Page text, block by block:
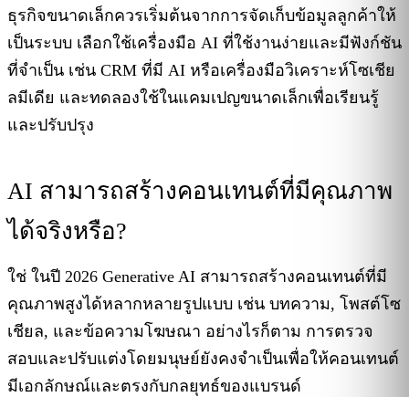
ธุรกิจขนาดเล็กควรเริ่มต้นจากการจัดเก็บข้อมูลลูกค้าให้
เป็นระบบ เลือกใช้เครื่องมือ AI ที่ใช้งานง่ายและมีฟังก์ชัน
ที่จำเป็น เช่น CRM ที่มี AI หรือเครื่องมือวิเคราะห์โซเชีย
ลมีเดีย และทดลองใช้ในแคมเปญขนาดเล็กเพื่อเรียนรู้
และปรับปรุง
AI สามารถสร้างคอนเทนต์ที่มีคุณภาพ
ได้จริงหรือ?
ใช่ ในปี 2026 Generative AI สามารถสร้างคอนเทนต์ที่มี
คุณภาพสูงได้หลากหลายรูปแบบ เช่น บทความ, โพสต์โซ
เชียล, และข้อความโฆษณา อย่างไรก็ตาม การตรวจ
สอบและปรับแต่งโดยมนุษย์ยังคงจำเป็นเพื่อให้คอนเทนต์
มีเอกลักษณ์และตรงกับกลยุทธ์ของแบรนด์